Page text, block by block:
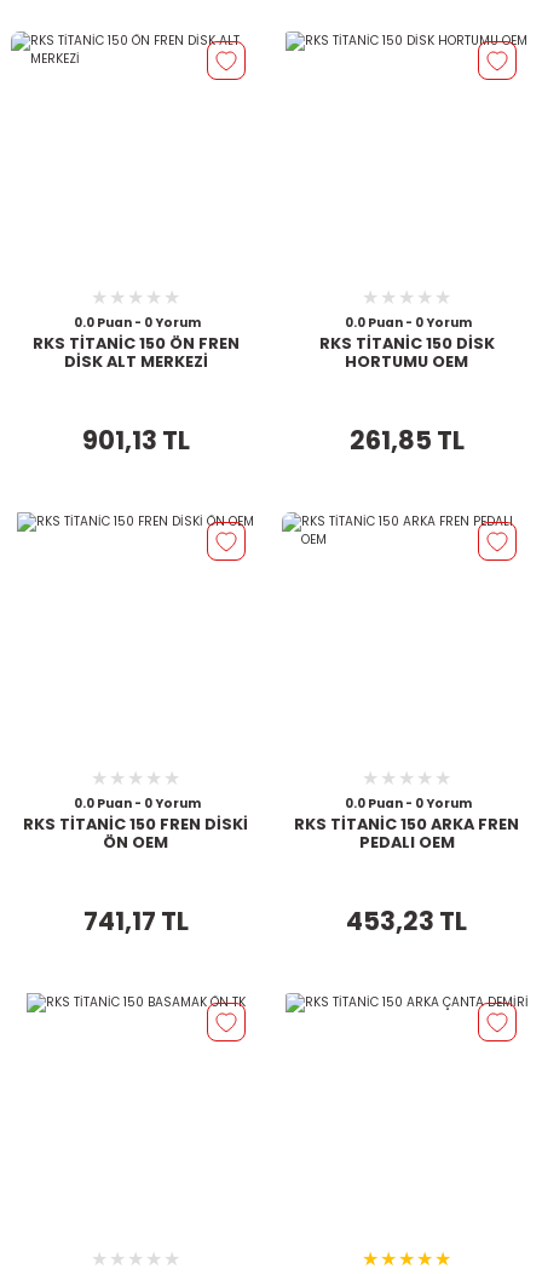
0.0 Puan - 0 Yorum
RKS TİTANİC 150 ÖN FREN
DİSK ALT MERKEZİ
901,13 TL
0.0 Puan - 0 Yorum
RKS TİTANİC 150 DİSK
HORTUMU OEM
261,85 TL
0.0 Puan - 0 Yorum
RKS TİTANİC 150 FREN DİSKİ
ÖN OEM
741,17 TL
0.0 Puan - 0 Yorum
RKS TİTANİC 150 ARKA FREN
PEDALI OEM
453,23 TL